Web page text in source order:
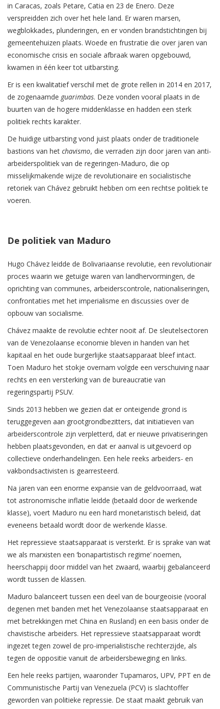
in Caracas, zoals Petare, Catia en 23 de Enero. Deze
verspreidden zich over het hele land. Er waren marsen,
wegblokkades, plunderingen, en er vonden brandstichtingen bij
gemeentehuizen plaats. Woede en frustratie die over jaren van
economische crisis en sociale afbraak waren opgebouwd,
kwamen in één keer tot uitbarsting.
Er is een kwalitatief verschil met de grote rellen in 2014 en 2017,
de zogenaamde guarimbas. Deze vonden vooral plaats in de
buurten van de hogere middenklasse en hadden een sterk
politiek rechts karakter.
De huidige uitbarsting vond juist plaats onder de traditionele
bastions van het chavismo, die verraden zijn door jaren van anti-
arbeiderspolitiek van de regeringen-Maduro, die op
misselijkmakende wijze de revolutionaire en socialistische
retoriek van Chávez gebruikt hebben om een rechtse politiek te
voeren.
De politiek van Maduro
Hugo Chávez leidde de Bolivariaanse revolutie, een revolutionair
proces waarin we getuige waren van landhervormingen, de
oprichting van communes, arbeiderscontrole, nationaliseringen,
confrontaties met het imperialisme en discussies over de
opbouw van socialisme.
Chávez maakte de revolutie echter nooit af. De sleutelsectoren
van de Venezolaanse economie bleven in handen van het
kapitaal en het oude burgerlijke staatsapparaat bleef intact.
Toen Maduro het stokje overnam volgde een verschuiving naar
rechts en een versterking van de bureaucratie van
regeringspartij PSUV.
Sinds 2013 hebben we gezien dat er onteigende grond is
teruggegeven aan grootgrondbezitters, dat initiatieven van
arbeiderscontrole zijn verpletterd, dat er nieuwe privatiseringen
hebben plaatsgevonden, en dat er aanval is uitgevoerd op
collectieve onderhandelingen. Een hele reeks arbeiders- en
vakbondsactivisten is gearresteerd.
Na jaren van een enorme expansie van de geldvoorraad, wat
tot astronomische inflatie leidde (betaald door de werkende
klasse), voert Maduro nu een hard monetaristisch beleid, dat
eveneens betaald wordt door de werkende klasse.
Het repressieve staatsapparaat is versterkt. Er is sprake van wat
we als marxisten een ‘bonapartistisch regime’ noemen,
heerschappij door middel van het zwaard, waarbij gebalanceerd
wordt tussen de klassen.
Maduro balanceert tussen een deel van de bourgeoisie (vooral
degenen met banden met het Venezolaanse staatsapparaat en
met betrekkingen met China en Rusland) en een basis onder de
chavistische arbeiders. Het repressieve staatsapparaat wordt
ingezet tegen zowel de pro-imperialistische rechterzijde, als
tegen de oppositie vanuit de arbeidersbeweging en links.
Een hele reeks partijen, waaronder Tupamaros, UPV, PPT en de
Communistische Partij van Venezuela (PCV) is slachtoffer
geworden van politieke repressie. De staat maakt gebruik van